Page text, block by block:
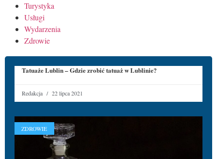
Turystyka
Usługi
Wydarzenia
Zdrowie
Tatuaże Lublin – Gdzie zrobić tatuaż w Lublinie?
Redakcja 22 lipca 2021
ZDROWIE